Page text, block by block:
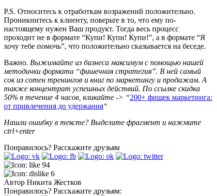
P.S. Относитесь к отработкам возражений положительно.
Проникнитесь к клиенту, поверьте в то, что ему по-
настоящему нужен Ваш продукт. Тогда весь процесс
проходит не в формате “Купи! Купи! Купи!”, а в формате “Я
хочу тебе помочь”, что положительно сказывается на беседе.
Важно. Выжимайте из бизнеса максимум с помощью нашей
методички формата “фишечная стратегия”. В ней самый
сок из сотен тренингов и книг по маркетингу и продажам. А
также концентрат успешных действий. По ссылке скидка
50% в течение 4 часов, кликайте -> “200+ фишек маркетинга:
от привлечения до удержания“
Нашли ошибку в тексте? Выделите фрагмент и нажмите
ctrl+enter
Понравилось? Расскажите друзьям
94
6
Автор Никита Жестков
Понравилось? Расскажите друзьям: